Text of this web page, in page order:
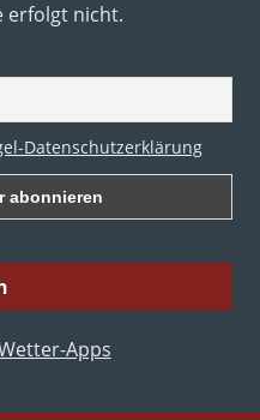
erfolgt nicht.
Datenschutzerklärung